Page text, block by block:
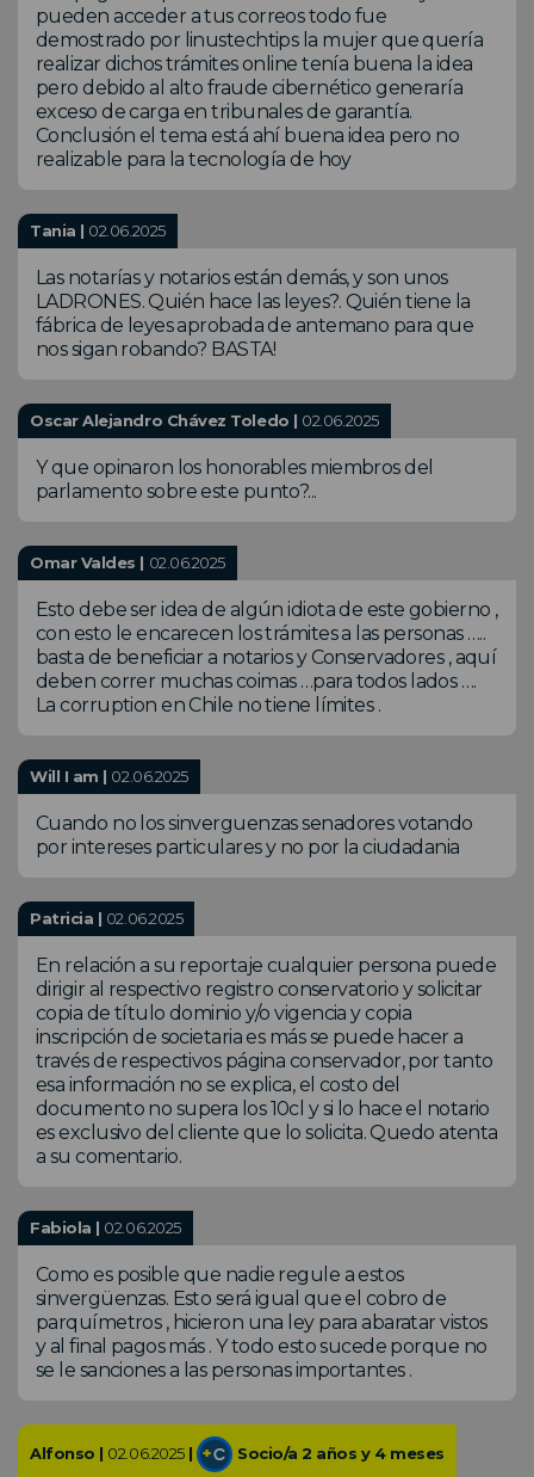
pueden acceder a tus correos todo fue
demostrado por linustechtips la mujer que quería
realizar dichos trámites online tenía buena la idea
pero debido al alto fraude cibernético generaría
exceso de carga en tribunales de garantía.
Conclusión el tema está ahí buena idea pero no
realizable para la tecnología de hoy
Tania | 02.06.2025
Las notarías y notarios están demás, y son unos
LADRONES. Quién hace las leyes?. Quién tiene la
fábrica de leyes aprobada de antemano para que
nos sigan robando? BASTA!
Oscar Alejandro Chávez Toledo | 02.06.2025
Y que opinaron los honorables miembros del
parlamento sobre este punto?...
Omar Valdes | 02.06.2025
Esto debe ser idea de algún idiota de este gobierno ,
con esto le encarecen los trámites a las personas …..
basta de beneficiar a notarios y Conservadores , aquí
deben correr muchas coimas …para todos lados ….
La corruption en Chile no tiene límites .
Will I am | 02.06.2025
Cuando no los sinverguenzas senadores votando
por intereses particulares y no por la ciudadania
Patricia | 02.06.2025
En relación a su reportaje cualquier persona puede
dirigir al respectivo registro conservatorio y solicitar
copia de título dominio y/o vigencia y copia
inscripción de societaria es más se puede hacer a
través de respectivos página conservador, por tanto
esa información no se explica, el costo del
documento no supera los 10cl y si lo hace el notario
es exclusivo del cliente que lo solicita. Quedo atenta
a su comentario.
Fabiola | 02.06.2025
Como es posible que nadie regule a estos
sinvergüenzas. Esto será igual que el cobro de
parquímetros , hicieron una ley para abaratar vistos
y al final pagos más . Y todo esto sucede porque no
se le sanciones a las personas importantes .
Alfonso | 02.06.2025| Socio/a 2 años y 4 meses